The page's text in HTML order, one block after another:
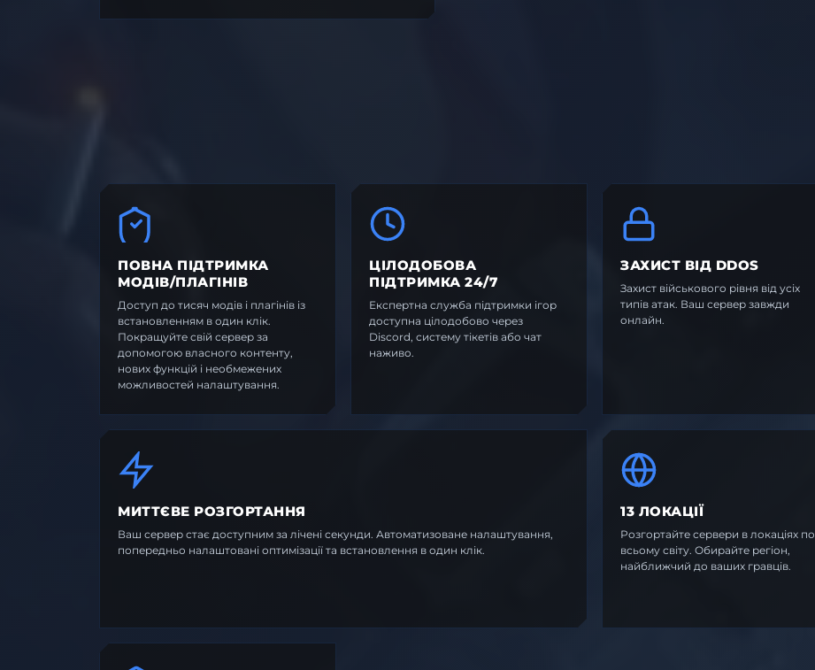
ПОВНА ПІДТРИМКА
МОДІВ/ПЛАГІНІВ
Доступ до тисяч модів і плагінів із
встановленням в один клік.
Покращуйте свій сервер за
допомогою власного контенту,
нових функцій і необмежених
можливостей налаштування.
ЦІЛОДОБОВА
ПІДТРИМКА 24/7
Експертна служба підтримки ігор
доступна цілодобово через
Discord, систему тікетів або чат
наживо.
ЗАХИСТ ВІД DDOS
Захист військового рівня від усіх
типів атак. Ваш сервер завжди
онлайн.
МИТТЄВЕ РОЗГОРТАННЯ
Ваш сервер стає доступним за лічені секунди. Автоматизоване налаштування,
попередньо налаштовані оптимізації та встановлення в один клік.
13 ЛОКАЦІЇ
Розгортайте сервери в локаціях по
всьому світу. Обирайте регіон,
найближчий до ваших гравців.